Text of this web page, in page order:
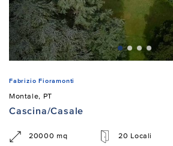
Fabrizio Fioramonti
Montale, PT
Cascina/Casale
20000 mq 20 Locali